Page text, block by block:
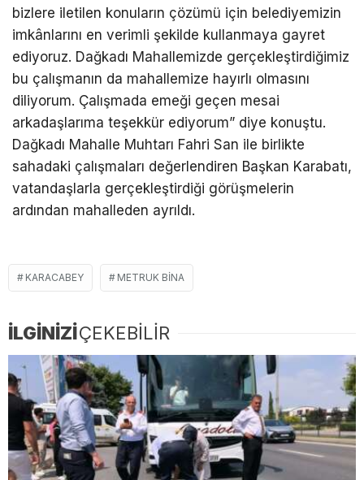
bizlere iletilen konuların çözümü için belediyemizin
imkânlarını en verimli şekilde kullanmaya gayret
ediyoruz. Dağkadı Mahallemizde gerçekleştirdiğimiz
bu çalışmanın da mahallemize hayırlı olmasını
diliyorum. Çalışmada emeği geçen mesai
arkadaşlarıma teşekkür ediyorum” diye konuştu.
Dağkadı Mahalle Muhtarı Fahri San ile birlikte
sahadaki çalışmaları değerlendiren Başkan Karabatı,
vatandaşlarla gerçekleştirdiği görüşmelerin
ardından mahalleden ayrıldı.
KARACABEY METRUK BINA
İLGİNİZİÇEKEBİLİR